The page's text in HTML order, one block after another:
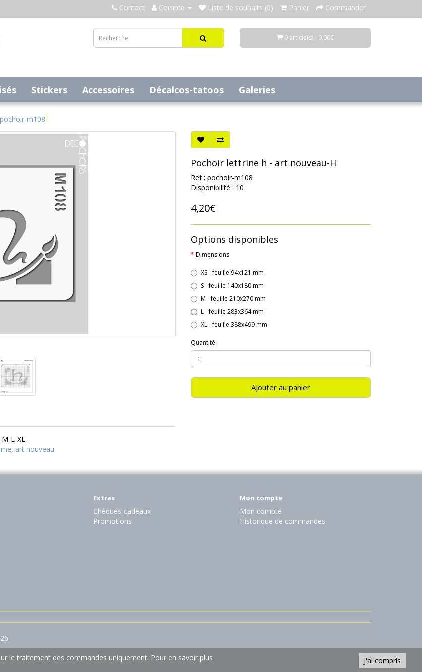
Contact Compte Liste de souhaits (0) Panier Commander
0 article(s) - 0,00€
Stickers Accessoires Décalcos-tatoos Galeries
pochoir-m108
L-XL.
Pochoir lettrine h - art nouveau-H
Ref : pochoir-m108
Disponibilité : 10
4,20€
Options disponibles
Dimensions
XS - feuille 94x121 mm
S - feuille 140x180 mm
M - feuille 210x270 mm
L - feuille 283x364 mm
XL - feuille 388x499 mm
Quantité
Ajouter au panier
, art nouveau
Extras
Chèques-cadeaux
Promotions
Mon compte
Mon compte
Historique de commandes
J'ai compris
le traitement des commandes uniquement. Pour en savoir plus